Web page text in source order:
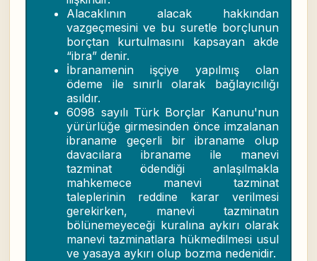
Alacaklının alacak hakkından
vazgeçmesini ve bu suretle borçlunun
borçtan kurtulmasını kapsayan akde
“ibra” denir.
İbranamenin işçiye yapılmış olan
ödeme ile sınırlı olarak bağlayıcılığı
asıldır.
6098 sayılı Türk Borçlar Kanunu'nun
yürürlüğe girmesinden önce imzalanan
ibraname geçerli bir ibraname olup
davacılara ibraname ile manevi
tazminat ödendiği anlaşılmakla
mahkemece manevi tazminat
taleplerinin reddine karar verilmesi
gerekirken, manevi tazminatın
bölünemeyeceği kuralına aykırı olarak
manevi tazminatlara hükmedilmesi usul
ve yasaya aykırı olup bozma nedenidir.